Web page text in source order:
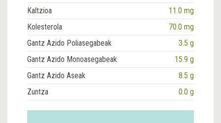
Kaltzioa
11.0 mg
Kolesterola
70.0 mg
Gantz Azido Poliasegabeak
3.5 g
Gantz Azido Monoasegabeak
15.9 g
Gantz Azido Aseak
8.5 g
Zuntza
0.0 g